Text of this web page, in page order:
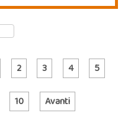
2 3 4 5
10 Avanti